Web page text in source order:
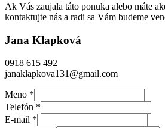
Ak Vás zaujala táto ponuka alebo máte
kontaktujte nás a radi sa Vám budeme
Jana Klapková
0918 615 492
janaklapkova131@gmail.com
Meno *
Telefón *
E-mail *